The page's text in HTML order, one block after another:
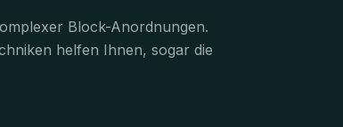
Block-Anordnungen.
helfen Ihnen, sogar die